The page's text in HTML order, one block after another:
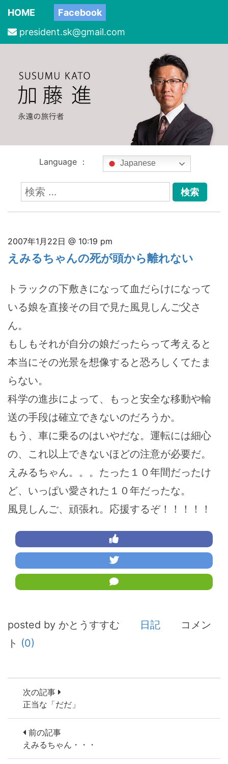
HOME
Facebook
president.sk@gmail.com
Language ： Japanese
検
索:
2007年1月22日 @ 10:19 pm
えみるちゃんの死が頭から離れない
トラックの下敷きになって血だらけになって
いる娘を直接その目で見た風見しんご父さ
ん。
もしもそれが自分の娘だったらって考えると
本当にその光景を想像すると恐ろしくてたま
らない。
科学の進歩によって、もっと安全な移動や輸
送の手段は確立できないのだろうか。
もう、車に乗るのはいやだな。運転には細心
の、これ以上できないほどの注意が必要だ。
えみるちゃん。。。たった１０年間だったけ
ど、いっぱい愛された１０年だったな。
風見しんご、頑張れ。応援するぞ！！！！！
posted by かとうすすむ 日記
コメン
ト (0)
次の記事
正当な「だだ」
前の記事
えみるちゃん・・・